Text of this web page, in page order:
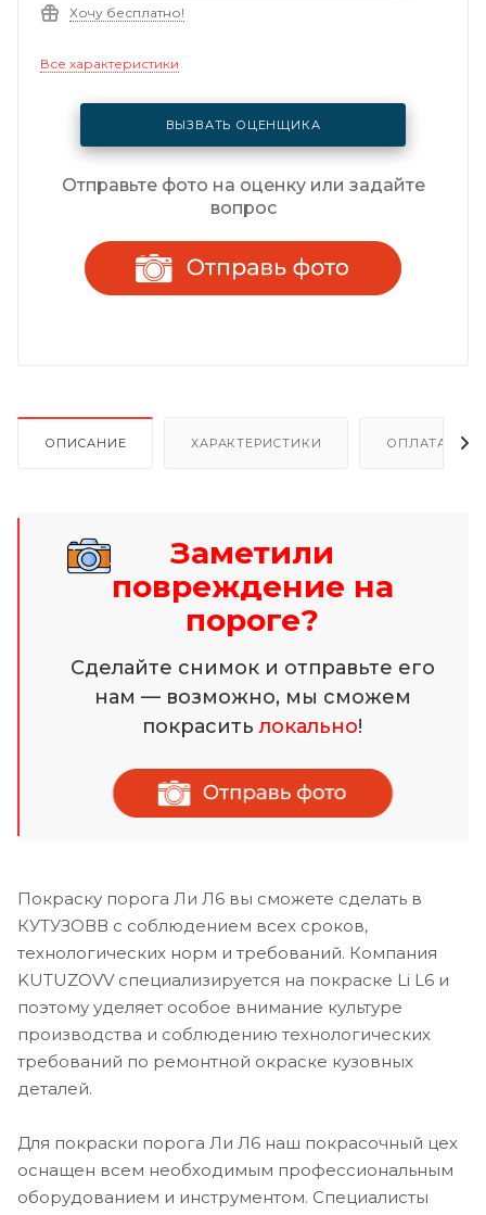
Хочу бесплатно!
Все характеристики
ВЫЗВАТЬ ОЦЕНЩИКА
Отправьте фото на оценку или задайте
вопрос
ОПИСАНИЕ ХАРАКТЕРИСТИКИ ОПЛАТА И
Заметили
повреждение на
пороге?
Сделайте снимок и отправьте его
нам — возможно, мы сможем
покраситьлокально!
Покраску порога Ли Л6 вы сможете сделать в
КУТУЗОВВ с соблюдением всех сроков,
технологических норм и требований. Компания
KUTUZOVV специализируется на покраске Li L6 и
поэтому уделяет особое внимание культуре
производства и соблюдению технологических
требований по ремонтной окраске кузовных
деталей.
Для покраски порога Ли Л6 наш покрасочный цех
оснащен всем необходимым профессиональным
оборудованием и инструментом. Специалисты